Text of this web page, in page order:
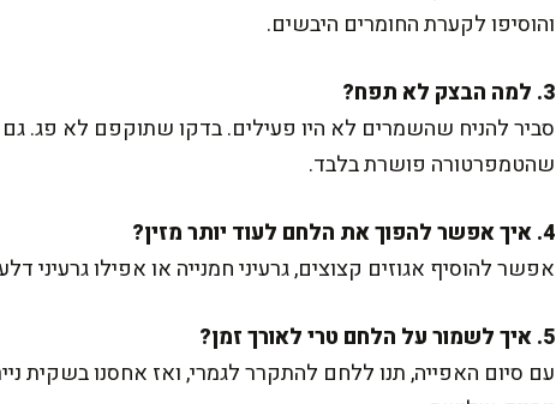
והוסיפו לקערת החומרים היבשים.
3. למה הבצק לא תפח?
סביר להניח שהשמרים לא היו פעילים. בדקו שתוקפם לא פג. גם
שהטמפרטורה פושרת בלבד.
4. איך אפשר להפוך את הלחם לעוד יותר מזין?
אפשר להוסיף אגוזים קצוצים, גרעיני חמנייה או אפילו
5. איך לשמור על הלחם טרי לאורך זמן?
עם סיום האפייה, תנו ללחם להתקרר לגמרי, ואז אחסנו בשקית